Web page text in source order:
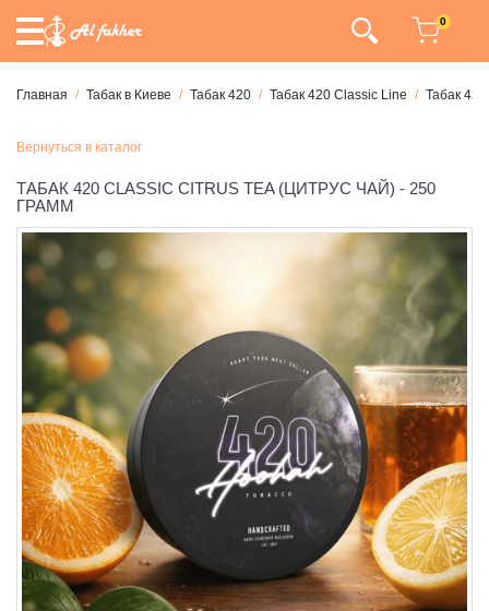
0
Главная Табак в Киеве Табак 420 Табак 420 Classic Line Табак
Вернуться в каталог
ТАБАК 420 CLASSIC CITRUS TEA (ЦИТРУС ЧАЙ) - 250
ГРАММ